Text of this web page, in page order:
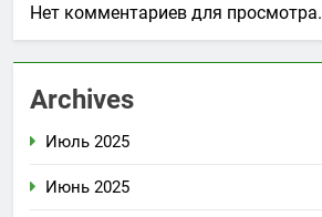
Нет комментариев для просмотра.
Archives
Июль 2025
Июнь 2025